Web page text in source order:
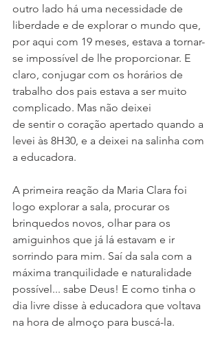
outro lado há uma necessidade de
liberdade e de explorar o mundo que,
por aqui com 19 meses, estava a tornar-
se impossível de lhe proporcionar. E
claro, conjugar com os horários de
trabalho dos pais estava a ser muito
complicado. Mas não deixei
de sentir o coração apertado quando a
levei às 8H30, e a deixei na salinha com
a educadora.
A primeira reação da Maria Clara foi
logo explorar a sala, procurar os
brinquedos novos, olhar para os
amiguinhos que já lá estavam e ir
sorrindo para mim. Saí da sala com a
máxima tranquilidade e naturalidade
possível... sabe Deus! E como tinha o
dia livre disse à educadora que voltava
na hora de almoço para buscá-la.